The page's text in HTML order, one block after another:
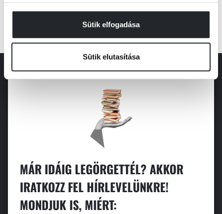
Sütik elfogadása
Sütik elutasítása
Összes könyv
MÁR IDÁIG LEGÖRGETTÉL? AKKOR
IRATKOZZ FEL HÍRLEVELÜNKRE!
MONDJUK IS, MIÉRT: